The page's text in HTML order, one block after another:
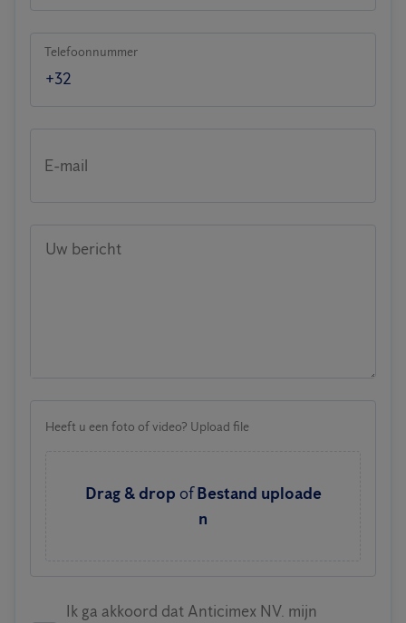
Telefoonnummer
E-mail
Uw bericht
Heeft u een foto of video? Upload file
Drag & drop of Bestand uploade
n
Ik ga akkoord dat Anticimex NV. mijn